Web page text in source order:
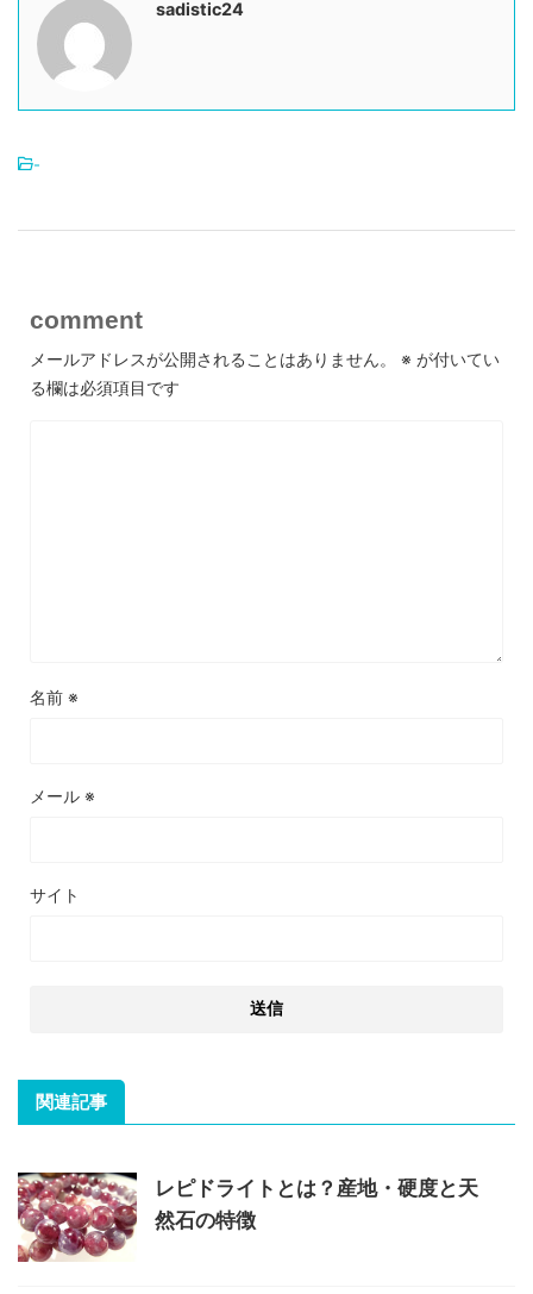
sadistic24
-
comment
メールアドレスが公開されることはありません。 ※ が付いてい
る欄は必須項目です
名前 ※
メール ※
サイト
関連記事
レピドライトとは？産地・硬度と天
然石の特徴